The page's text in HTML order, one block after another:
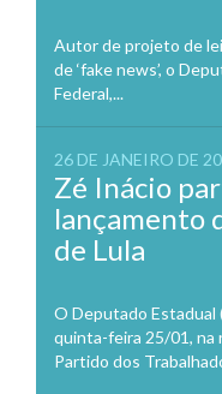
Autor de projeto de
de ‘fake news’, o
Federal,...
26 DE JANEIRO DE
Zé Inácio
lançamento
de Lula
O Deputado
quinta-feira 25/01, na
Partido dos